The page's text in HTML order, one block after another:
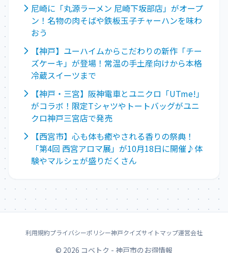
尼崎に「丸源ラーメン 尼崎下坂部店」がオープ
ン！名物の肉そばや鉄板玉子チャーハンを味わ
おう
【神戸】ユーハイムからこだわりの新作「チー
ズケーキ」が登場！常温の手土産向けから本格
冷蔵スイーツまで
【神戸・三宮】阪神電車とユニクロ「UTme!」
がコラボ！限定Tシャツやトートバッグがユニ
クロ神戸三宮店で発売
【西宮市】心も体も癒やされる香りの祭典！
「第4回 西宮アロマ展」が10月18日に開催♪体
験やマルシェが盛りだくさん
利用規約プライバシーポリシー神戸クイズサイトマップ運営会社
© 2026 コベトク - 神戸市のお得情報